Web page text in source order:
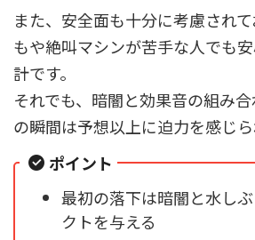
また、安全面も十分に考慮され
もや絶叫マシンが苦手な人でも
計です。
それでも、暗闇と効果音の組み
の瞬間は予想以上に迫力を感じら
ポイント
最初の落下は暗闇と水し
クトを与える